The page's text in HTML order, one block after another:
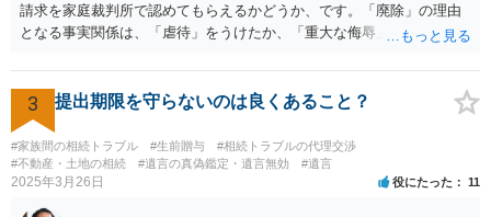
請求を家庭裁判所で認めてもらえるかどうか、です。「廃除」の理由
となる事実関係は、「虐待」をうけたか、「重大な侮辱」を受けた
「廃除」は遺言でも可能です（民法８９３条）。 弁護士に具体的な事
情を話して相談して、「廃除」が可能か、実際に法律相談を受けるこ
とをお勧めします。
3 提出期限を守らないのは良くあること？
#家族間の相続トラブル #生前贈与
#相続トラブルの代理交渉
#不動産・土地の相続
#遺言の真偽鑑定・遺言無効 #遺言
2025年3月26日 役にたった 11